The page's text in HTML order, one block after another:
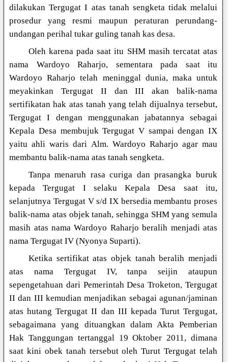
dilakukan Tergugat I atas tanah sengketa tidak melalui
prosedur yang resmi maupun peraturan perundang-
undangan perihal tukar guling tanah kas desa.
Oleh karena pada saat itu SHM masih tercatat atas
nama Wardoyo Raharjo, sementara pada saat itu
Wardoyo Raharjo telah meninggal dunia, maka untuk
meyakinkan Tergugat II dan III akan balik-nama
sertifikatan hak atas tanah yang telah dijualnya tersebut,
Tergugat I dengan menggunakan jabatannya sebagai
Kepala Desa membujuk Tergugat V sampai dengan IX
yaitu ahli waris dari Alm. Wardoyo Raharjo agar mau
membantu balik-nama atas tanah sengketa.
Tanpa menaruh rasa curiga dan prasangka buruk
kepada Tergugat I selaku Kepala Desa saat itu,
selanjutnya Tergugat V s/d IX bersedia membantu proses
balik-nama atas objek tanah, sehingga SHM yang semula
masih atas nama Wardoyo Raharjo beralih menjadi atas
nama Tergugat IV (Nyonya Suparti).
Ketika sertifikat atas objek tanah beralih menjadi
atas nama Tergugat IV, tanpa seijin ataupun
sepengetahuan dari Pemerintah Desa Troketon, Tergugat
II dan III kemudian menjadikan sebagai agunan/jaminan
atas hutang Tergugat II dan III kepada Turut Tergugat,
sebagaimana yang dituangkan dalam Akta Pemberian
Hak Tanggungan tertanggal 19 Oktober 2011, dimana
saat kini obek tanah tersebut oleh Turut Tergugat telah